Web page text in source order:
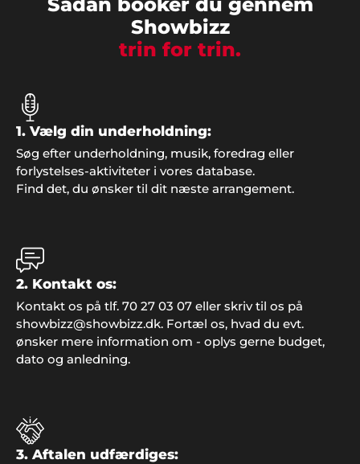
udvalget i kunstnere er stort og bookingen foregik
nemt".
Jan Rasmussen, Roskilde
"Vi er super tilfredse med den helt igennem
Showbizz
trin for trin.
1. Vælg din underholdning:
Søg efter underholdning, musik, foredrag eller
forlystelses-aktiviteter i vores database.
Find det, du ønsker til dit næste arrangement.
2. Kontakt os:
Kontakt os på tlf. 70 27 03 07 eller skriv til os på
showbizz@showbizz.dk. Fortæl os, hvad du evt.
ønsker mere information om - oplys gerne budget,
dato og anledning.
3. Aftalen udfærdiges: